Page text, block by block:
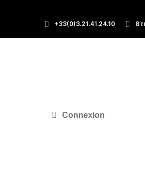
+33(0)3.21.41.24.10 8
Connexion